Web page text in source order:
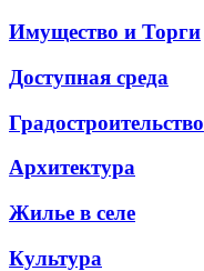
Имущество и Торги
Доступная среда
Градостроительство
Архитектура
Жилье в селе
Культура